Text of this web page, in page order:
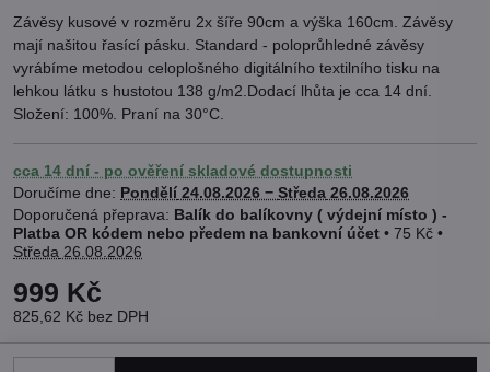
Závěsy kusové v rozměru 2x šíře 90cm a výška 160cm. Závěsy
mají našitou řasící pásku. Standard - poloprůhledné závěsy
vyrábíme metodou celoplošného digitálního textilního tisku na
lehkou látku s hustotou 138 g/m2.Dodací lhůta je cca 14 dní.
Složení: 100%. Praní na 30°C.
cca 14 dní - po ověření skladové dostupnosti
Doručíme dne: Pondělí 24.08.2026 − Středa 26.08.2026
Balík do balíkovny ( výdejní místo ) -
Platba OR kódem nebo předem na bankovní účet • 75 Kč •
Středa 26.08.2026
999 Kč
825,62 Kč bez DPH